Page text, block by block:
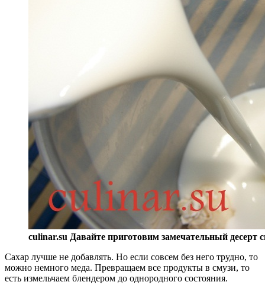
culinar.su Давайте приготовим замечательный десерт
Сахар лучше не добавлять. Но если совсем без него трудно, то
можно немного меда. Превращаем все продукты в смузи, то
есть измельчаем блендером до однородного состояния.